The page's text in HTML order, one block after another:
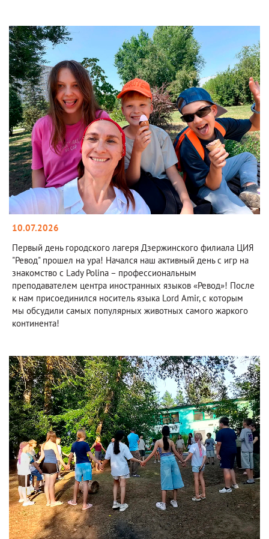
10.07.2026
Первый день городского лагеря Дзержинского филиала ЦИЯ
"Ревод" прошел на ура! Начался наш активный день с игр на
знакомство с Lady Polina – профессиональным
преподавателем центра иностранных языков «Ревод»! После
к нам присоединился носитель языка Lord Amir, с которым
мы обсудили самых популярных животных самого жаркого
континента!